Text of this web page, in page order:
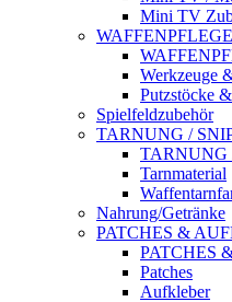
Mini TV
WAFFENPFLEGE
Werkzeuge
Putzstöcke
Spielfeldzubehör
TARNUNG /
TARNUNG
Tarnmaterial
Nahrung/Getränke
PATCHES &
PATCHES
Patches
Aufkleber